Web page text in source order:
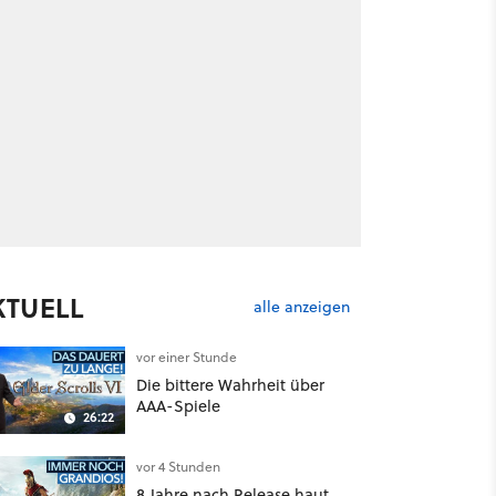
alle anzeigen
26:22
vor einer Stunde
Die bittere Wahrheit über
AAA-Spiele
vor 4 Stunden